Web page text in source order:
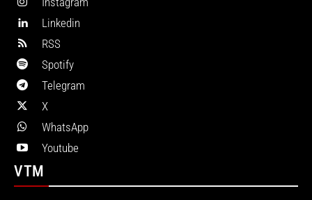
Linkedin
RSS
Spotify
Telegram
X
WhatsApp
Youtube
VTM